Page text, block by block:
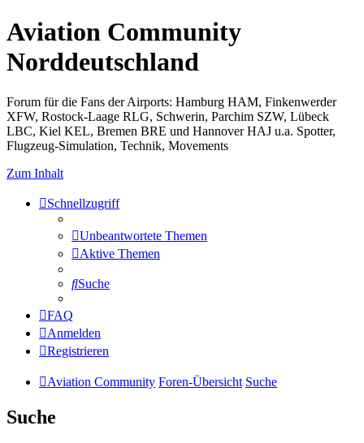
Aviation Community
Norddeutschland
Forum für die Fans der Airports: Hamburg HAM, Finkenwerder
XFW, Rostock-Laage RLG, Schwerin, Parchim SZW, Lübeck
LBC, Kiel KEL, Bremen BRE und Hannover HAJ u.a. Spotter,
Flugzeug-Simulation, Technik, Movements
Zum Inhalt
Schnellzugriff
Unbeantwortete Themen
Aktive Themen
Suche
FAQ
Anmelden
Registrieren
Aviation Community Foren-Übersicht Suche
Suche